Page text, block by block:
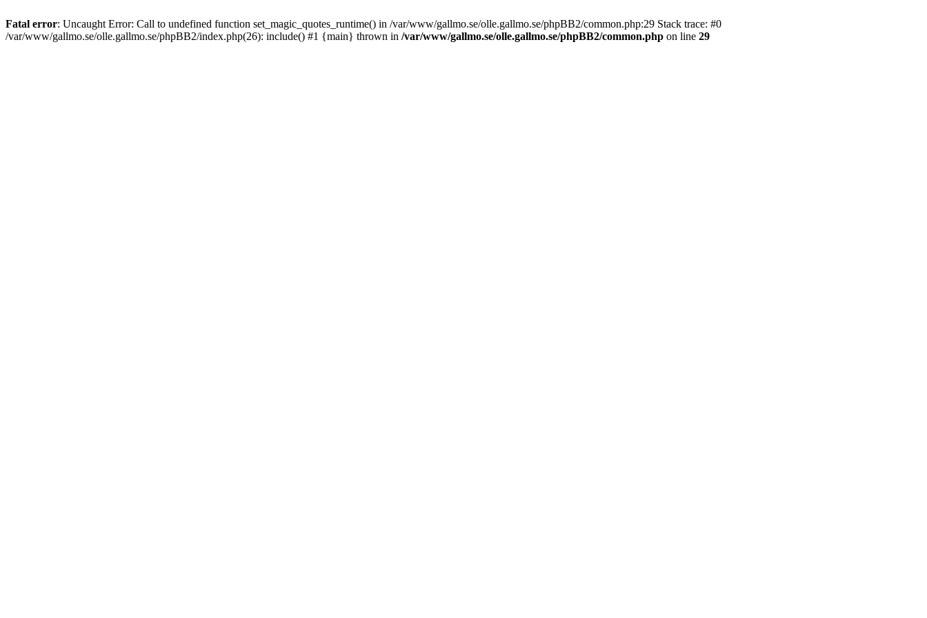
Fatal error: Uncaught Error: Call to undefined function set_magic_quotes_runtime() in /var/www/gallmo.se/olle.gallmo.se/phpBB2/common.php:29 Stack trace: #0
/var/www/gallmo.se/olle.gallmo.se/phpBB2/index.php(26): include() #1 {main} thrown in /var/www/gallmo.se/olle.gallmo.se/phpBB2/common.php on line 29